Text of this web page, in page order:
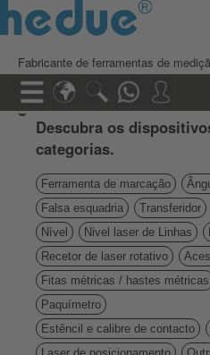
Fabricante de ferramentas de
Descubra os
categorias.
Ferramenta de marcação
Falsa esquadria
Transferidor
Nível
Nivel laser de Linhas
Recetor de laser rotativo
Fitas métricas / hastes métricas
Paquímetro
Estêncil e calibre de contacto